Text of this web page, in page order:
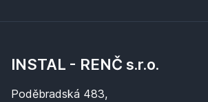
INSTAL - RENČ s.r.o.
Poděbradská 483,